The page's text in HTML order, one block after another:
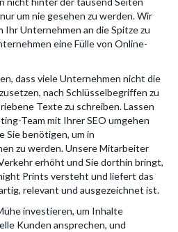
um nie gesehen zu werden. Wir
Ihr Unternehmen an die Spitze zu
eine Fülle von Online-
dass viele Unternehmen nicht die
nach Schlüsselbegriffen zu
Texte zu schreiben. Lassen
Team mit Ihrer SEO umgehen
Sie benötigen, um in
zu werden. Unsere Mitarbeiter
erhöht und Sie dorthin bringt,
Prints versteht und liefert das
relevant und ausgezeichnet ist.
investieren, um Inhalte
Kunden ansprechen, und